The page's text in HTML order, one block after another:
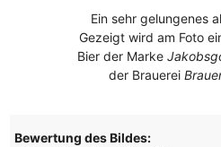
Ein sehr gelungenes
Gezeigt wird am Foto
Bier der Marke
der Brauerei
Bewertung des Bildes: